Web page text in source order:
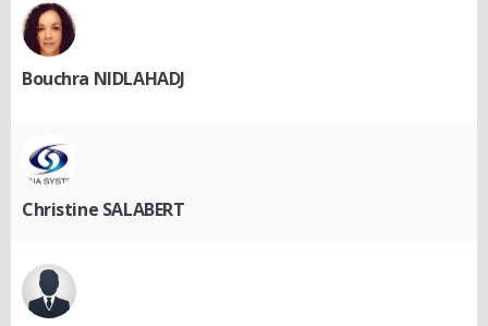
Bouchra NIDLAHADJ
Christine SALABERT